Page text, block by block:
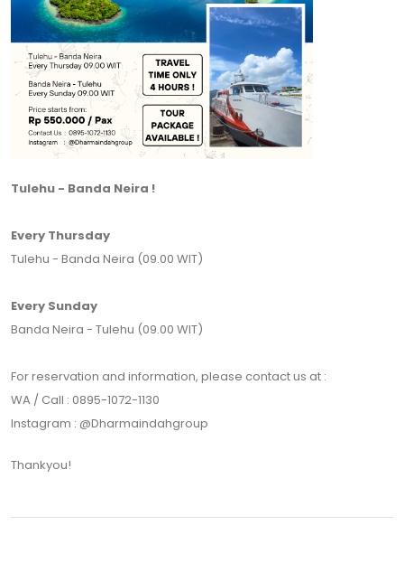
Tulehu - Banda Neira !
Every Thursday
Tulehu - Banda Neira (09.00 WIT)
Every Sunday
Banda Neira - Tulehu (09.00 WIT)
For reservation and information, please contact us at :
WA / Call : 0895-1072-1130
Instagram : @Dharmaindahgroup
Thankyou!